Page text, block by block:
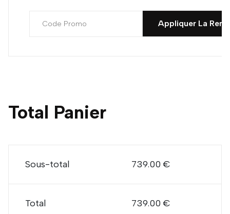
Appliquer La
Total Panier
Sous-total 739.00 €
Total 739.00 €